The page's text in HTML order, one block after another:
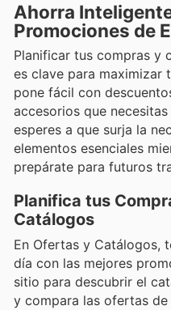
Ahorra
Promociones de
Planificar tus compras y
es clave para maximizar
pone fácil con
accesorios que
esperes a que surja la
elementos esenciales
prepárate para futuros
Planifica tus
Catálogos
En Ofertas y Catálogos,
día con las mejores
sitio para descubrir el
y compara las ofertas